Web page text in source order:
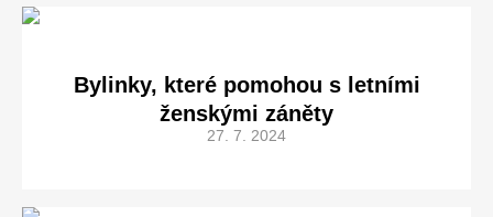
Bylinky, které pomohou s letními
ženskými záněty
27. 7. 2024